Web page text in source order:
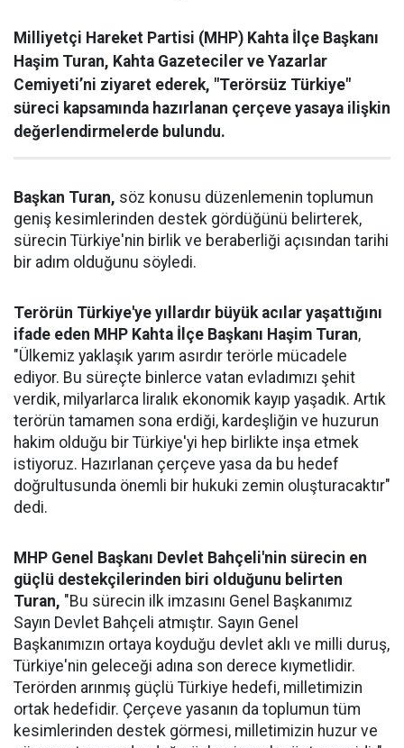
Milliyetçi Hareket Partisi (MHP) Kahta İlçe Başkanı
Haşim Turan, Kahta Gazeteciler ve Yazarlar
Cemiyeti’ni ziyaret ederek, "Terörsüz Türkiye"
süreci kapsamında hazırlanan çerçeve yasaya ilişkin
değerlendirmelerde bulundu.
Başkan Turan, söz konusu düzenlemenin toplumun
geniş kesimlerinden destek gördüğünü belirterek,
sürecin Türkiye'nin birlik ve beraberliği açısından tarihi
bir adım olduğunu söyledi.
Terörün Türkiye'ye yıllardır büyük acılar yaşattığını
ifade eden MHP Kahta İlçe Başkanı Haşim Turan,
"Ülkemiz yaklaşık yarım asırdır terörle mücadele
ediyor. Bu süreçte binlerce vatan evladımızı şehit
verdik, milyarlarca liralık ekonomik kayıp yaşadık. Artık
terörün tamamen sona erdiği, kardeşliğin ve huzurun
hakim olduğu bir Türkiye'yi hep birlikte inşa etmek
istiyoruz. Hazırlanan çerçeve yasa da bu hedef
doğrultusunda önemli bir hukuki zemin oluşturacaktır"
dedi.
MHP Genel Başkanı Devlet Bahçeli'nin sürecin en
güçlü destekçilerinden biri olduğunu belirten
Turan, "Bu sürecin ilk imzasını Genel Başkanımız
Sayın Devlet Bahçeli atmıştır. Sayın Genel
Başkanımızın ortaya koyduğu devlet aklı ve milli duruş,
Türkiye'nin geleceği adına son derece kıymetlidir.
Terörden arınmış güçlü Türkiye hedefi, milletimizin
ortak hedefidir. Çerçeve yasanın da toplumun tüm
kesimlerinden destek görmesi, milletimizin huzur ve